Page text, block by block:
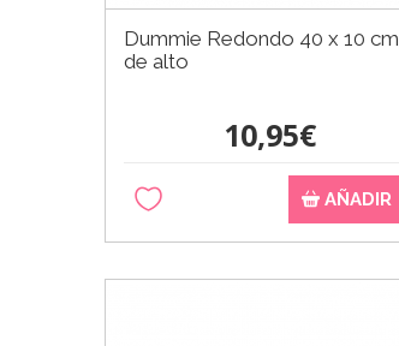
Dummie Redondo 40 x 10 cm
de alto
10,95€
AÑADIR